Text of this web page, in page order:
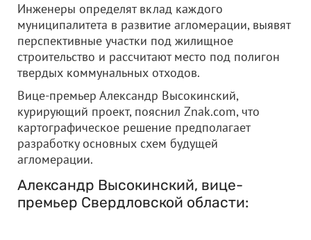
Инженеры определят вклад каждого
муниципалитета в развитие агломерации, выявят
перспективные участки под жилищное
строительство и рассчитают место под полигон
твердых коммунальных отходов.
Вице-премьер Александр Высокинский,
курирующий проект, пояснил Znak.com, что
картографическое решение предполагает
разработку основных схем будущей
агломерации.
Александр Высокинский, вице-
премьер Свердловской области: